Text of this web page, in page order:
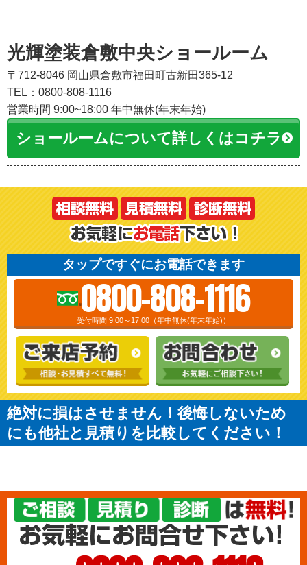
光輝塗装倉敷中央ショールーム
〒712-8046 岡山県倉敷市福田町古新田365-12
TEL：0800-808-1116
営業時間 9:00~18:00 年中無休(年末年始)
ショールームについて詳しくはコチラ
タップですぐにお電話できます
0800-808-1116
受付時間 9:00～17:00（年中無休(年末年始)）
絶対に損はさせません！後悔しないため
にも他社と見積りを比較してください！